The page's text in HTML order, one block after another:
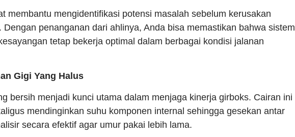
membantu mengidentifikasi potensi masalah sebelum kerusakan
Dengan penanganan dari ahlinya, Anda bisa memastikan bahwa sistem
tetap bekerja optimal dalam berbagai kondisi jalanan
Gigi Yang Halus
bersih menjadi kunci utama dalam menjaga kinerja girboks. Cairan ini
mendinginkan suhu komponen internal sehingga gesekan antar
secara efektif agar umur pakai lebih lama.